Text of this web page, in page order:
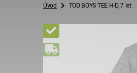
Úvod TOD BOYS TEE H-D, 7 let
Novinka
Doprava zdarma